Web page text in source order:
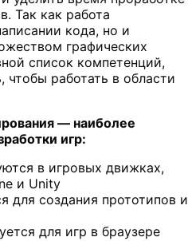
Так как работа
кода, но и
графических
список компетенций,
работать в области
— наиболее
игр:
в игровых движках,
и Unity
для создания прототипов и
для игр в браузере